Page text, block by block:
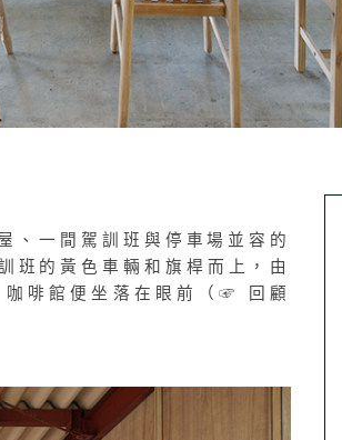
、一間駕訓班與停車場並容的
班的黃色車輛和旗桿而上，由
啡館便坐落在眼前（☞ 回顧